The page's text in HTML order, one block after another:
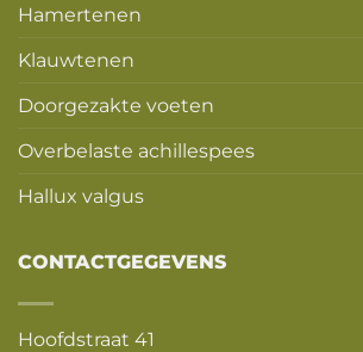
Hamertenen
Klauwtenen
Doorgezakte voeten
Overbelaste achillespees
Hallux valgus
CONTACTGEGEVENS
Hoofdstraat 41